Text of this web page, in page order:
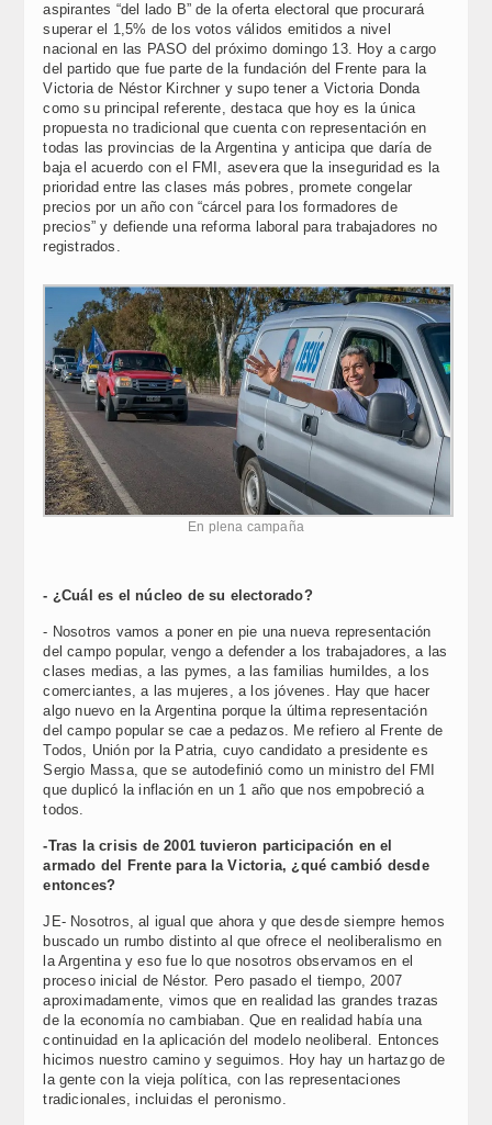
aspirantes “del lado B” de la oferta electoral que procurará
superar el 1,5% de los votos válidos emitidos a nivel
nacional en las PASO del próximo domingo 13. Hoy a cargo
del partido que fue parte de la fundación del Frente para la
Victoria de Néstor Kirchner y supo tener a Victoria Donda
como su principal referente, destaca que hoy es la única
propuesta no tradicional que cuenta con representación en
todas las provincias de la Argentina y anticipa que daría de
baja el acuerdo con el FMI, asevera que la inseguridad es la
prioridad entre las clases más pobres, promete congelar
precios por un año con “cárcel para los formadores de
precios” y defiende una reforma laboral para trabajadores no
registrados.
En plena campaña
- ¿Cuál es el núcleo de su electorado?
- Nosotros vamos a poner en pie una nueva representación
del campo popular, vengo a defender a los trabajadores, a las
clases medias, a las pymes, a las familias humildes, a los
comerciantes, a las mujeres, a los jóvenes. Hay que hacer
algo nuevo en la Argentina porque la última representación
del campo popular se cae a pedazos. Me refiero al Frente de
Todos, Unión por la Patria, cuyo candidato a presidente es
Sergio Massa, que se autodefinió como un ministro del FMI
que duplicó la inflación en un 1 año que nos empobreció a
todos.
-Tras la crisis de 2001 tuvieron participación en el
armado del Frente para la Victoria, ¿qué cambió desde
entonces?
JE- Nosotros, al igual que ahora y que desde siempre hemos
buscado un rumbo distinto al que ofrece el neoliberalismo en
la Argentina y eso fue lo que nosotros observamos en el
proceso inicial de Néstor. Pero pasado el tiempo, 2007
aproximadamente, vimos que en realidad las grandes trazas
de la economía no cambiaban. Que en realidad había una
continuidad en la aplicación del modelo neoliberal. Entonces
hicimos nuestro camino y seguimos. Hoy hay un hartazgo de
la gente con la vieja política, con las representaciones
tradicionales, incluidas el peronismo.